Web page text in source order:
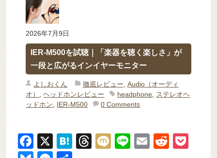
2026年7月9日
IER-M500を試聴｜「楽器を聴く楽しさ」が
一段と広がるインイヤーモニター
よしおくん 徹底レビュー Audio（オーディ
オ）
,ヘッドホンレビュー headphone
ステレオヘ
ッドホン
IER-M500 0 Comments
F
X
H
T
M Li
E
R